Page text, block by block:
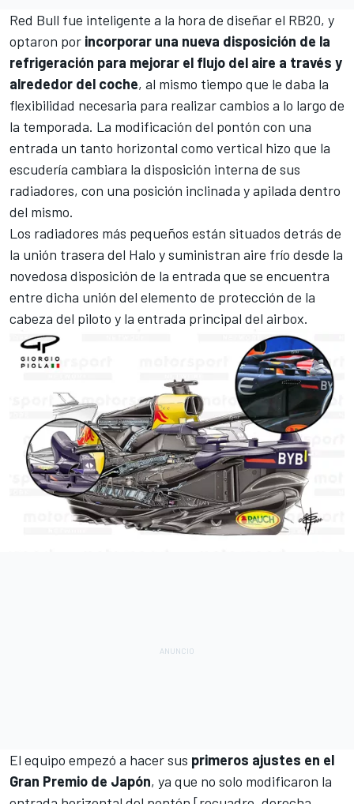
Red Bull fue inteligente a la hora de diseñar el RB20, y
optaron por incorporar una nueva disposición de la
refrigeración para mejorar el flujo del aire a través y
alrededor del coche, al mismo tiempo que le daba la
flexibilidad necesaria para realizar cambios a lo largo de
la temporada. La modificación del pontón con una
entrada un tanto horizontal como vertical hizo que la
escudería cambiara la disposición interna de sus
radiadores, con una posición inclinada y apilada dentro
del mismo.
Los radiadores más pequeños están situados detrás de
la unión trasera del Halo y suministran aire frío desde la
novedosa disposición de la entrada que se encuentra
entre dicha unión del elemento de protección de la
cabeza del piloto y la entrada principal del airbox.
El equipo empezó a hacer sus primeros ajustes en el
Gran Premio de Japón, ya que no solo modificaron la